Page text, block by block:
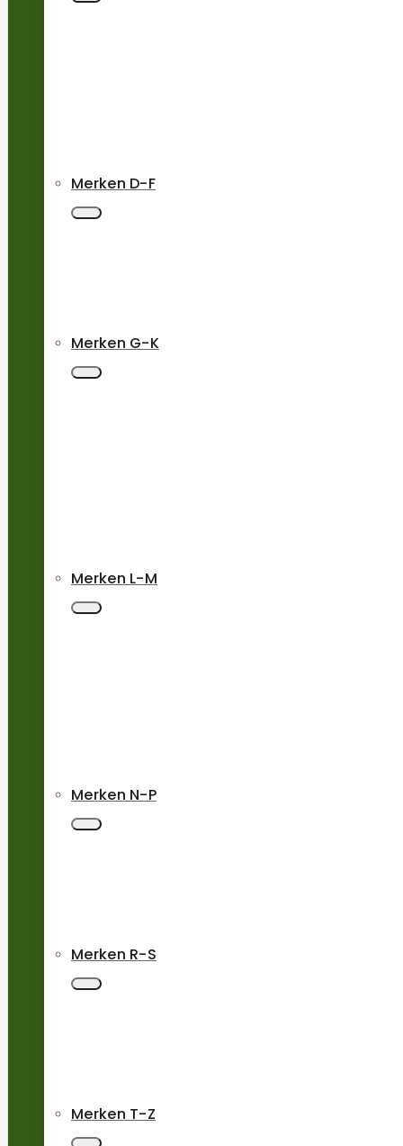
Merken D-F
Merken G-K
Merken L-M
Merken N-P
Merken R-S
Merken T-Z